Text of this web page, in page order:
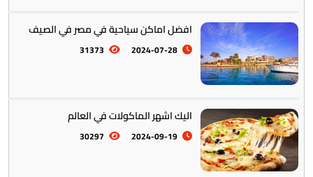
أستراليا || أوقيانوسيا
التراث والتقاليد
افضل اماكن سياحية في مصر في الصيف
2024-07-28
31373
اليك اشهر الماكولات في العالم
2024-09-19
30297